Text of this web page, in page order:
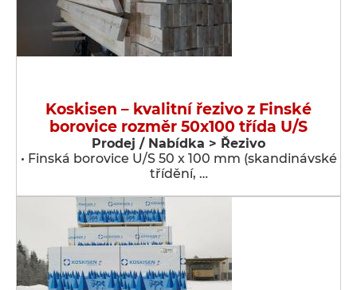
Koskisen – kvalitní řezivo z Finské
borovice rozměr 50x100 třída U/S
Prodej / Nabídka > Řezivo
• Finská borovice U/S 50 x 100 mm (skandinávské
třídění, …